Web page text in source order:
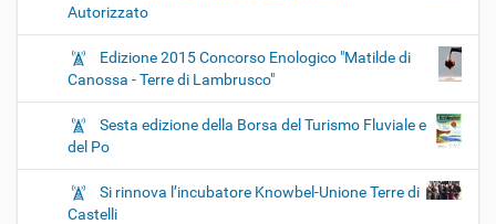
Autorizzato
Edizione 2015 Concorso Enologico "Matilde di
Canossa - Terre di Lambrusco"
Sesta edizione della Borsa del Turismo Fluviale e
del Po
Si rinnova l’incubatore Knowbel-Unione Terre di
Castelli